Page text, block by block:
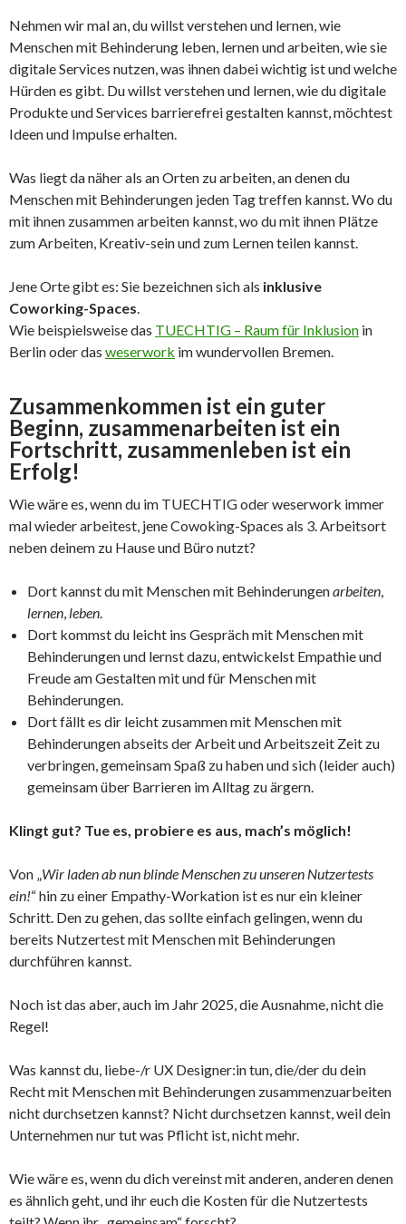
Nehmen wir mal an, du willst verstehen und lernen, wie
Menschen mit Behinderung leben, lernen und arbeiten, wie sie
digitale Services nutzen, was ihnen dabei wichtig ist und welche
Hürden es gibt. Du willst verstehen und lernen, wie du digitale
Produkte und Services barrierefrei gestalten kannst, möchtest
Ideen und Impulse erhalten.
Was liegt da näher als an Orten zu arbeiten, an denen du
Menschen mit Behinderungen jeden Tag treffen kannst. Wo du
mit ihnen zusammen arbeiten kannst, wo du mit ihnen Plätze
zum Arbeiten, Kreativ-sein und zum Lernen teilen kannst.
Jene Orte gibt es: Sie bezeichnen sich als inklusive
Coworking-Spaces.
Wie beispielsweise das TUECHTIG – Raum für Inklusion in
Berlin oder das weserwork im wundervollen Bremen.
Zusammenkommen ist ein guter
Beginn, zusammenarbeiten ist ein
Fortschritt, zusammenleben ist ein
Erfolg!
Wie wäre es, wenn du im TUECHTIG oder weserwork immer
mal wieder arbeitest, jene Cowoking-Spaces als 3. Arbeitsort
neben deinem zu Hause und Büro nutzt?
Dort kannst du mit Menschen mit Behinderungenarbeiten,
lernen, leben.
Dort kommst du leicht ins Gespräch mit Menschen mit
Behinderungen und lernst dazu, entwickelst Empathie und
Freude am Gestalten mit und für Menschen mit
Behinderungen.
Dort fällt es dir leicht zusammen mit Menschen mit
Behinderungen abseits der Arbeit und Arbeitszeit Zeit zu
verbringen, gemeinsam Spaß zu haben und sich (leider auch)
gemeinsam über Barrieren im Alltag zu ärgern.
Klingt gut? Tue es, probiere es aus, mach’s möglich!
Von „Wir laden ab nun blinde Menschen zu unseren Nutzertests
ein!“ hin zu einer Empathy-Workation ist es nur ein kleiner
Schritt. Den zu gehen, das sollte einfach gelingen, wenn du
bereits Nutzertest mit Menschen mit Behinderungen
durchführen kannst.
Noch ist das aber, auch im Jahr 2025, die Ausnahme, nicht die
Regel!
Was kannst du, liebe-/r UX Designer:in tun, die/der du dein
Recht mit Menschen mit Behinderungen zusammenzuarbeiten
nicht durchsetzen kannst? Nicht durchsetzen kannst, weil dein
Unternehmen nur tut was Pflicht ist, nicht mehr.
Wie wäre es, wenn du dich vereinst mit anderen, anderen denen
es ähnlich geht, und ihr euch die Kosten für die Nutzertests